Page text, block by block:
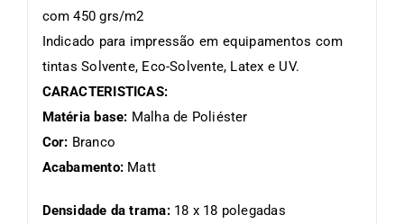
com 450 grs/m2
Indicado para impressão em equipamentos com
tintas Solvente, Eco-Solvente, Latex e UV.
CARACTERISTICAS:
Matéria base: Malha de Poliéster
Cor: Branco
Acabamento: Matt
Densidade da trama: 18 x 18 polegadas